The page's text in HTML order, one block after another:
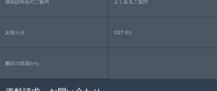
個別説明会のご案内 よくあるご質問
お知らせ SST G1
翻訳の現場から